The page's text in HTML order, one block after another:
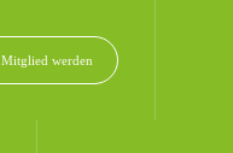
Mitglied werden